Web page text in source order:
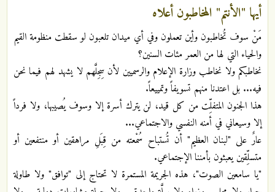
أيها "الأنتم" المخاطبون أعلاه
مَنْ سوف تُخاطبون وأين تعملون وفي أي ميدان تلعبون لو سقطت منظومة القيم
والحياء التي لها من العمر مئات السنين؟‏
نخاطبكم ولا نخاطب وزارة الإعلام والرسميين لأن سِجِلَّهم لا يشهد لهم فيما نحن
فيه... بل اعتدنا منهم تسويفاً وتمييعاً.‏
هذا الجنون المتفلِّت من كل قيد، لن يترك أسرة إلا وسوف يُصيبها، ولا فرداً
إلا وسيعاني في أمنه النفسي والاجتماعي...‏
عارٌ على "لبنان العظيم" أن تُستباح سُمْعته من قِبَلِ مراهقين أو منتفعين أو
متسلِّقين يعبثون بأمننا الإجتماعي.‏
"يا سامعين الصوت"، هذه الجريمة المستمرة لا تحتاج إلى "توافق" ولا طاولة